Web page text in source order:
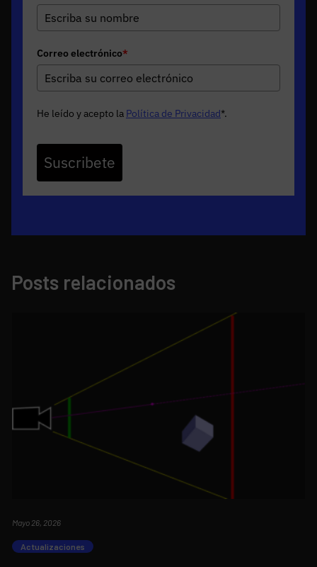
Correo electrónico*
He leído y acepto la Política de Privacidad*.
Suscribete
Posts relacionados
Mayo 26, 2026
Actualizaciones